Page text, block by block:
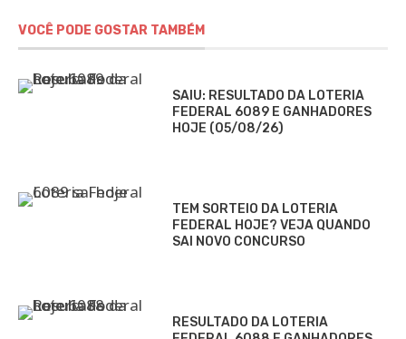
VOCÊ PODE GOSTAR TAMBÉM
SAIU: RESULTADO DA LOTERIA
FEDERAL 6089 E GANHADORES
HOJE (05/08/26)
TEM SORTEIO DA LOTERIA
FEDERAL HOJE? VEJA QUANDO
SAI NOVO CONCURSO
RESULTADO DA LOTERIA